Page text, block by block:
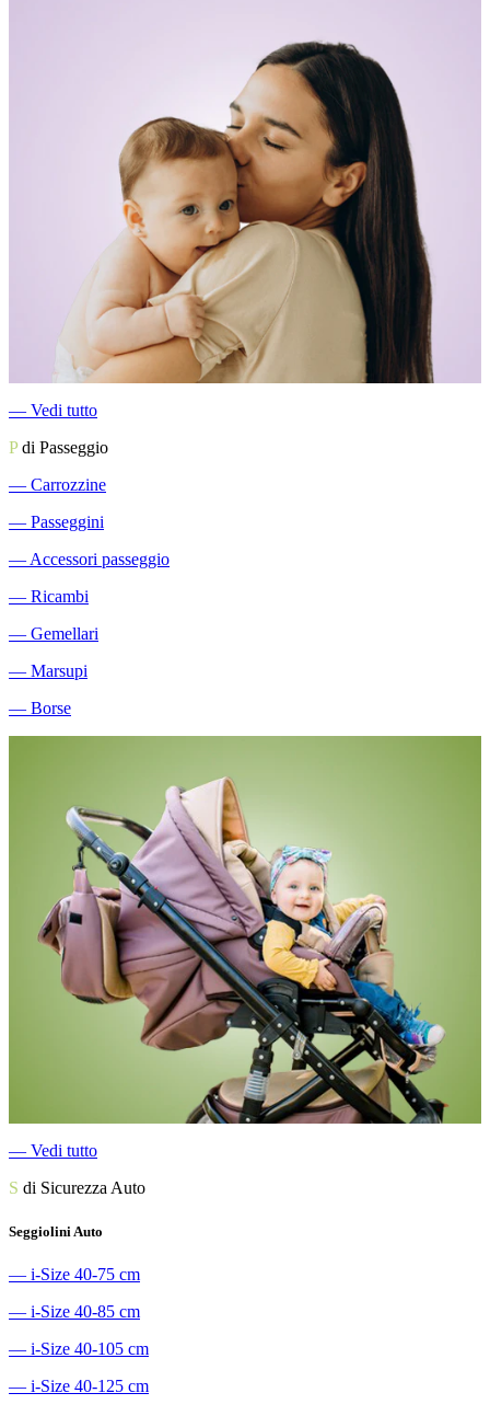
― Vedi tutto
Pdi Passeggio
― Carrozzine
― Passeggini
― Accessori passeggio
― Ricambi
― Gemellari
― Marsupi
― Borse
― Vedi tutto
S di Sicurezza Auto
Seggiolini Auto
― i-Size 40-75 cm
― i-Size 40-85 cm
― i-Size 40-105 cm
― i-Size 40-125 cm